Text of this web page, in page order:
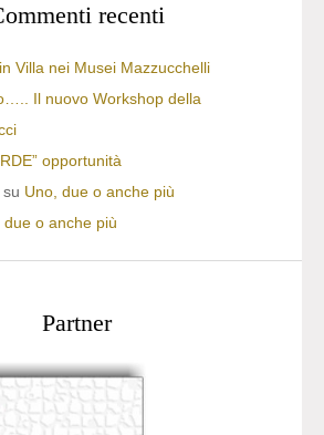
recenti
Villa nei Musei Mazzucchelli
Il nuovo Workshop della
opportunità
su Uno, due o anche più
due o anche più
Partner